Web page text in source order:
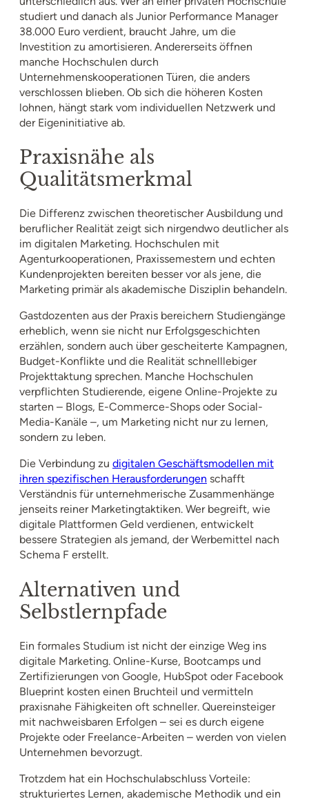
studiert und danach als Junior Performance Manager
38.000 Euro verdient, braucht Jahre, um die
Investition zu amortisieren. Andererseits öffnen
manche Hochschulen durch
Unternehmenskooperationen Türen, die anders
verschlossen blieben. Ob sich die höheren Kosten
lohnen, hängt stark vom individuellen Netzwerk und
der Eigeninitiative ab.
Praxisnähe als
Qualitätsmerkmal
Die Differenz zwischen theoretischer Ausbildung und
beruflicher Realität zeigt sich nirgendwo deutlicher als
im digitalen Marketing. Hochschulen mit
Agenturkooperationen, Praxissemestern und echten
Kundenprojekten bereiten besser vor als jene, die
Marketing primär als akademische Disziplin behandeln.
Gastdozenten aus der Praxis bereichern Studiengänge
erheblich, wenn sie nicht nur Erfolgsgeschichten
erzählen, sondern auch über gescheiterte Kampagnen,
Budget-Konflikte und die Realität schnelllebiger
Projekttaktung sprechen. Manche Hochschulen
verpflichten Studierende, eigene Online-Projekte zu
starten – Blogs, E-Commerce-Shops oder Social-
Media-Kanäle –, um Marketing nicht nur zu lernen,
sondern zu leben.
Die Verbindung zu digitalen Geschäftsmodellen mit
ihren spezifischen Herausforderungen schafft
Verständnis für unternehmerische Zusammenhänge
jenseits reiner Marketingtaktiken. Wer begreift, wie
digitale Plattformen Geld verdienen, entwickelt
bessere Strategien als jemand, der Werbemittel nach
Schema F erstellt.
Alternativen und
Selbstlernpfade
Ein formales Studium ist nicht der einzige Weg ins
digitale Marketing. Online-Kurse, Bootcamps und
Zertifizierungen von Google, HubSpot oder Facebook
Blueprint kosten einen Bruchteil und vermitteln
praxisnahe Fähigkeiten oft schneller. Quereinsteiger
mit nachweisbaren Erfolgen – sei es durch eigene
Projekte oder Freelance-Arbeiten – werden von vielen
Unternehmen bevorzugt.
Trotzdem hat ein Hochschulabschluss Vorteile:
strukturiertes Lernen, akademische Methodik und ein